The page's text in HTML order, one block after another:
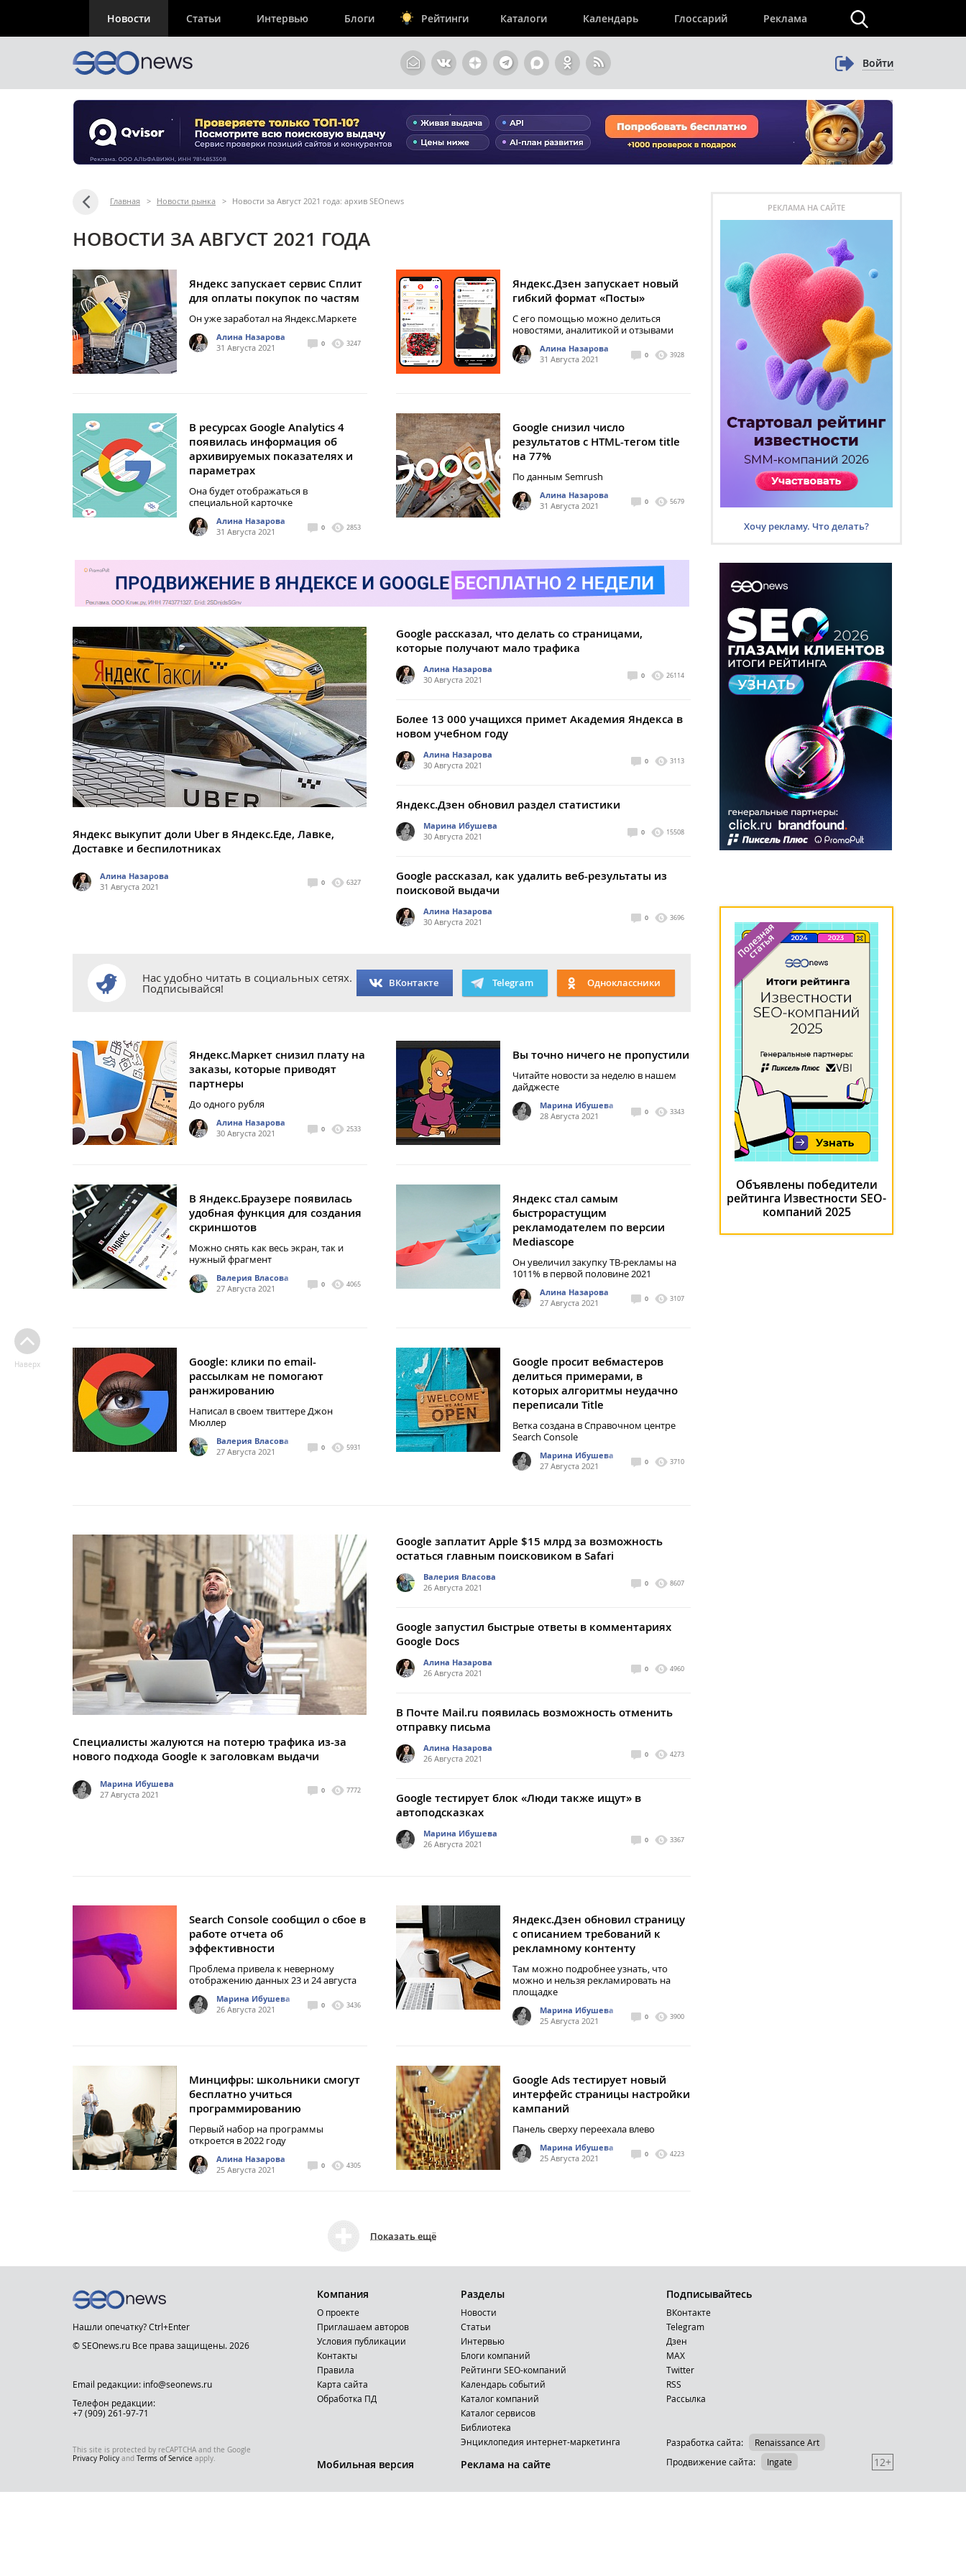
Новости Статьи Интервью Блоги Рейтинги Каталоги Календарь Глоссарий Реклама
Войти
Главная > Новости рынка > Новости за Август 2021 года: архив SEOnews
НОВОСТИ ЗА АВГУСТ 2021 ГОДА
Яндекс запускает сервис Сплит
для оплаты покупок по частям
Он уже заработал на Яндекс.Маркете
Алина Назарова
31 Августа 2021
0 3247
Яндекс.Дзен запускает новый
гибкий формат «Посты»
С его помощью можно делиться
новостями, аналитикой и отзывами
Алина Назарова
31 Августа 2021
0 3928
В ресурсах Google Analytics 4
появилась информация об
архивируемых показателях и
параметрах
Она будет отображаться в
специальной карточке
Алина Назарова
31 Августа 2021
0 2853
Google снизил число
результатов с HTML-тегом title
на 77%
По данным Semrush
Алина Назарова
31 Августа 2021
0 5679
Яндекс выкупит доли Uber в Яндекс.Еде, Лавке,
Доставке и беспилотниках
Алина Назарова
31 Августа 2021
0 6327
Google рассказал, что делать со страницами,
которые получают мало трафика
Алина Назарова
30 Августа 2021
0 26114
Более 13 000 учащихся примет Академия Яндекса в
новом учебном году
Алина Назарова
30 Августа 2021
0 3113
Яндекс.Дзен обновил раздел статистики
Марина Ибушева
30 Августа 2021
0 15508
Google рассказал, как удалить веб-результаты из
поисковой выдачи
Алина Назарова
30 Августа 2021
0 3696
Нас удобно читать в социальных сетях.
Подписывайся! ВКонтакте Telegram Одноклассники
Яндекс.Маркет снизил плату на
заказы, которые приводят
партнеры
До одного рубля
Алина Назарова
30 Августа 2021
0 2533
Вы точно ничего не пропустили
Читайте новости за неделю в нашем
дайджесте
Марина Ибушева
28 Августа 2021
0 3343
В Яндекс.Браузере появилась
удобная функция для создания
скриншотов
Можно снять как весь экран, так и
нужный фрагмент
Валерия Власова
27 Августа 2021
0 4065
Яндекс стал самым
быстрорастущим
рекламодателем по версии
Mediascope
Он увеличил закупку ТВ-рекламы на
1011% в первой половине 2021
Алина Назарова
27 Августа 2021
0 3107
Google: клики по email-
рассылкам не помогают
ранжированию
Написал в своем твиттере Джон
Мюллер
Валерия Власова
27 Августа 2021
0 5931
Google просит вебмастеров
делиться примерами, в
которых алгоритмы неудачно
переписали Title
Ветка создана в Справочном центре
Search Console
Марина Ибушева
27 Августа 2021
0 3710
Специалисты жалуются на потерю трафика из-за
нового подхода Google к заголовкам выдачи
Марина Ибушева
27 Августа 2021
0 7772
Google заплатит Apple $15 млрд за возможность
остаться главным поисковиком в Safari
Валерия Власова
26 Августа 2021
0 8607
Google запустил быстрые ответы в комментариях
Google Docs
Алина Назарова
26 Августа 2021
0 4960
В Почте Mail.ru появилась возможность отменить
отправку письма
Алина Назарова
26 Августа 2021
0 4273
Google тестирует блок «Люди также ищут» в
автоподсказках
Марина Ибушева
26 Августа 2021
0 3367
Search Console сообщил о сбое в
работе отчета об
эффективности
Проблема привела к неверному
отображению данных 23 и 24 августа
Марина Ибушева
26 Августа 2021
0 3436
Яндекс.Дзен обновил страницу
с описанием требований к
рекламному контенту
Там можно подробнее узнать, что
можно и нельзя рекламировать на
площадке
Марина Ибушева
25 Августа 2021
0 3900
Минцифры: школьники смогут
бесплатно учиться
программированию
Первый набор на программы
откроется в 2022 году
Алина Назарова
25 Августа 2021
0 4305
Google Ads тестирует новый
интерфейс страницы настройки
кампаний
Панель сверху переехала влево
Марина Ибушева
25 Августа 2021
0 4223
Показать ещё
Наверх
РЕКЛАМА НА САЙТЕ
Хочу рекламу. Что делать?
Объявлены победители
рейтинга Известности SEO-
компаний 2025
Нашли опечатку? Ctrl+Enter
© SEOnews.ru Все права защищены. 2026
Email редакции: info@seonews.ru
Телефон редакции:
+7 (909) 261-97-71
This site is protected by reCAPTCHA and the Google
Privacy Policy and Terms of Service apply.
Компания
О проекте
Приглашаем авторов
Условия публикации
Контакты
Правила
Карта сайта
Обработка ПД
Мобильная версия
Разделы
Новости
Статьи
Интервью
Блоги компаний
Рейтинги SEO-компаний
Календарь событий
Каталог компаний
Каталог сервисов
Библиотека
Энциклопедия интернет-маркетинга
Реклама на сайте
Подписывайтесь
ВКонтакте
Telegram
Дзен
MAX
Тwitter
RSS
Рассылка
Разработка сайта:
Renaissance Art
Продвижение сайта: Ingate 12+